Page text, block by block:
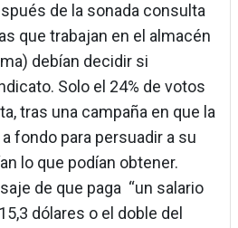
de la sonada consulta
que trabajan en el almacén
debían decidir si
Solo el 24% de votos
tras una campaña en que la
fondo para persuadir a su
lo que podían obtener.
de que paga “un salario
dólares o el doble del